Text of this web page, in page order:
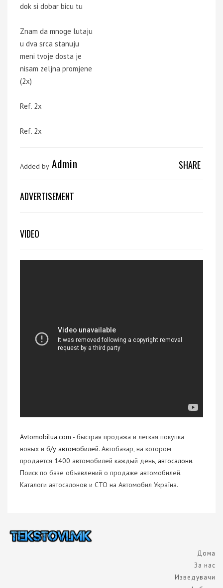
dok si dobar bicu tu
Znam da mnoge lutaju
u dva srca stanuju
meni tvoje dosta je
nisam zeljna promjene
(2x)
Ref. 2x
Ref. 2x
Added by Admin SHARE
ADVERTISEMENT
VIDEO
Avtomobilua.com - быстрая продажа и легкая покупка
новых и б/у автомобилей. Автобазар, на котором
продается 1400 автомобилей каждый день, автосалони.
Поиск по базе объявлений о продаже автомобилей.
Каталоги автосалонов и СТО на Автомобил Україна.
Дома
За нас
Изведувачи